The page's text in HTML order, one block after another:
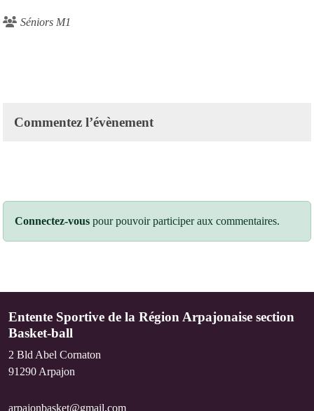
Séniors M1
Commentez l’évènement
Connectez-vous pour pouvoir participer aux commentaires.
Entente Sportive de la Région Arpajonaise section
Basket-ball
2 Bld Abel Cornaton
91290 Arpajon
arpajonbasket@gmail.com